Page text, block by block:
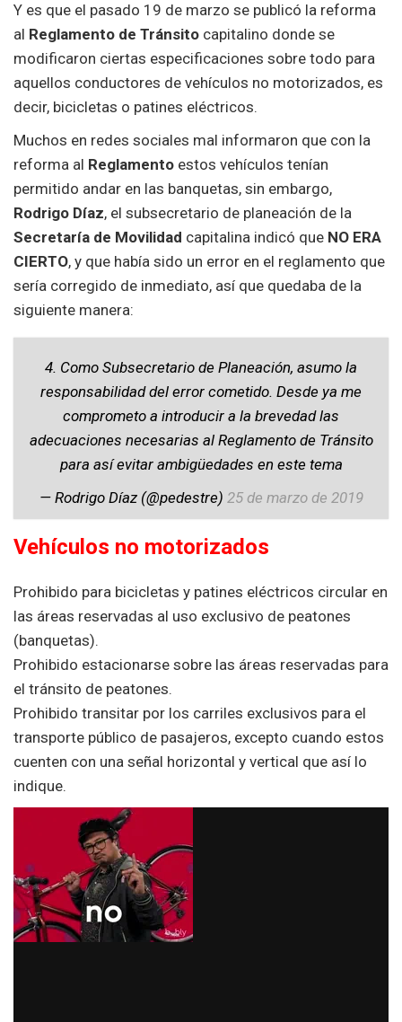
Y es que el pasado 19 de marzo se publicó la reforma
al Reglamento de Tránsito capitalino donde se
modificaron ciertas especificaciones sobre todo para
aquellos conductores de vehículos no motorizados, es
decir, bicicletas o patines eléctricos.
Muchos en redes sociales mal informaron que con la
reforma al Reglamento estos vehículos tenían
permitido andar en las banquetas, sin embargo,
Rodrigo Díaz, el subsecretario de planeación de la
Secretaría de Movilidad capitalina indicó que NO ERA
CIERTO, y que había sido un error en el reglamento que
sería corregido de inmediato, así que quedaba de la
siguiente manera:
4. Como Subsecretario de Planeación, asumo la
responsabilidad del error cometido. Desde ya me
comprometo a introducir a la brevedad las
adecuaciones necesarias al Reglamento de Tránsito
para así evitar ambigüedades en este tema
— Rodrigo Díaz (@pedestre) 25 de marzo de 2019
Vehículos no motorizados
Prohibido para bicicletas y patines eléctricos circular en
las áreas reservadas al uso exclusivo de peatones
(banquetas).
Prohibido estacionarse sobre las áreas reservadas para
el tránsito de peatones.
Prohibido transitar por los carriles exclusivos para el
transporte público de pasajeros, excepto cuando estos
cuenten con una señal horizontal y vertical que así lo
indique.